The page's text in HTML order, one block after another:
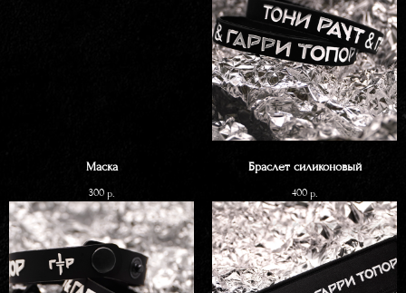
Маска
300 р.
Браслет силиконовый
400 р.